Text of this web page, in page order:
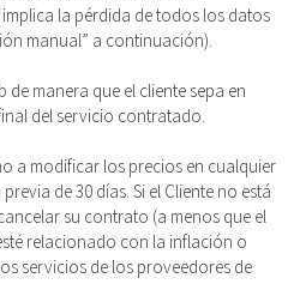
la pérdida de todos los datos
manual” a continuación).
de manera que el cliente sepa en
del servicio contratado.
a modificar los precios en cualquier
de 30 días. Si el Cliente no está
su contrato (a menos que el
relacionado con la inflación o
servicios de los proveedores de